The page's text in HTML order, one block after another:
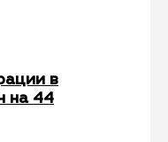
в
на 44